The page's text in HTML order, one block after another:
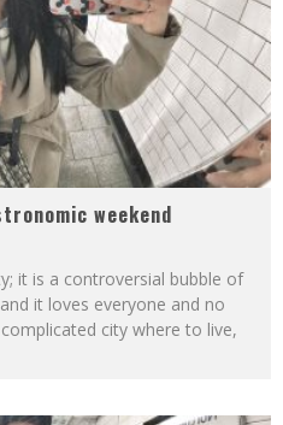
weekend
it is a controversial bubble of
it loves everyone and no
city where to live,